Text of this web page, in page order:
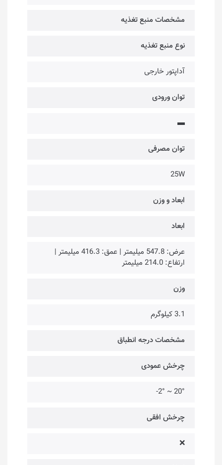
مشخصات منبع تغذیه
نوع منبع تغذیه
آداپتور خارجی
توان ورودی
▬
توان مصرفی
25W
ابعاد و وزن
ابعاد
عرض: ‎547.8 میلیمتر | عمق: 416.3 میلیمتر |
ارتفاع: 214.0‎‎ میلیمتر
وزن
3.1 کیلوگرم
مشخصات درجه انطباق
چرخش عمودی
20° ~ 2°-
چرخش افقی
❌